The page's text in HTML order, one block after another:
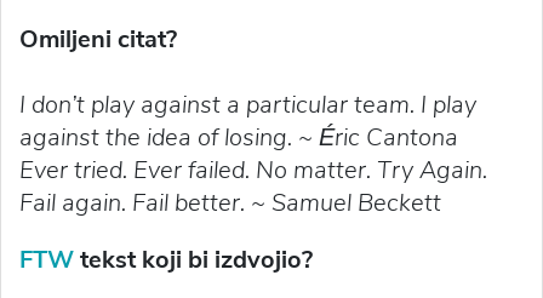
Omiljeni citat?
I don’t play against a particular team. I play
against the idea of losing. ~ Éric Cantona
Ever tried. Ever failed. No matter. Try Again.
Fail again. Fail better. ~ Samuel Beckett
FTWtekst koji bi izdvojio?